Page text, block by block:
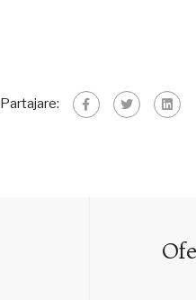
Partajare: